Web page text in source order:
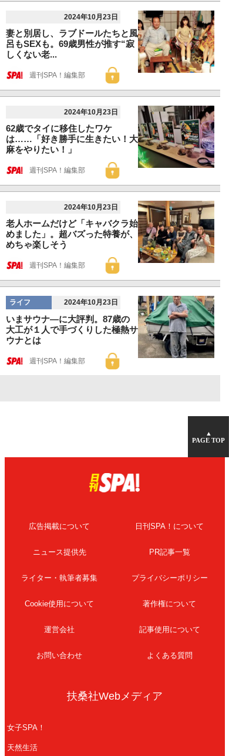
2024年10月23日
妻と別居し、ラブドールたちと風
呂もSEXも。69歳男性が推す“寂
しくない老...
週刊SPA！編集部
2024年10月23日
62歳でタイに移住したワケ
は……「好き勝手に生きたい！大
麻をやりたい！」
週刊SPA！編集部
2024年10月23日
老人ホームだけど「キャバクラ始
めました」。超バズった特養が、
めちゃ楽しそう
週刊SPA！編集部
ライフ 2024年10月23日
いまサウナ―に大評判。87歳の
大工が１人で手づくりした極熱サ
ウナとは
週刊SPA！編集部
▲
PAGE TOP
広告掲載について 日刊SPA！について
ニュース提供先 PR記事一覧
ライター・執筆者募集 プライバシーポリシー
Cookie使用について 著作権について
運営会社 記事使用について
お問い合わせ よくある質問
扶桑社Webメディア
女子SPA！
天然生活